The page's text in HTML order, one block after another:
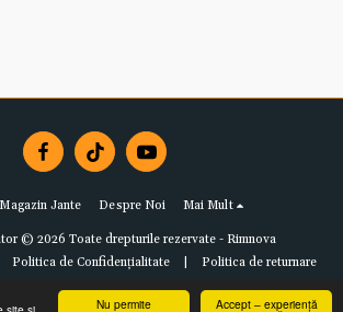
Accept – experiență
Nu permite
Magazin Jante Despre Noi Mai Mult
© 2026 Toate drepturile rezervate - Rimnova
Politica de Confidențialitate| Politica de returnare